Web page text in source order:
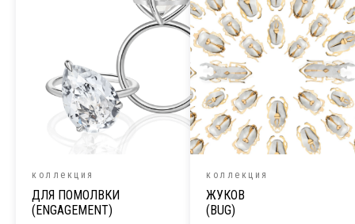
коллекция
ДЛЯ ПОМОЛВКИ
(ENGAGEMENT)
коллекция
ЖУКОВ
(BUG)